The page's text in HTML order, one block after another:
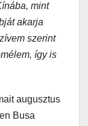
mint
akarja
szerint
így is
augusztus
Busa